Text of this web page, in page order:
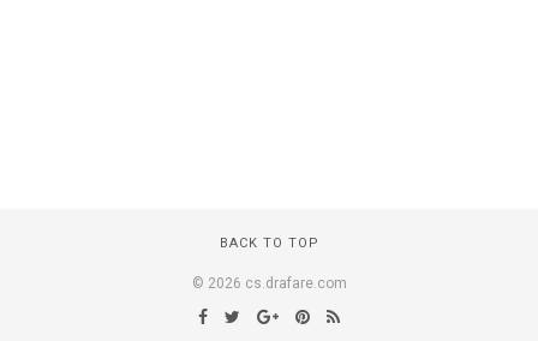
BACK TO TOP
© 2026 cs.drafare.com